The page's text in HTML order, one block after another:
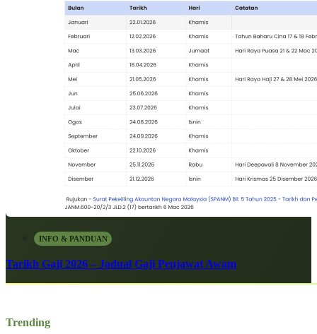
INFO & PANDUAN
Tarikh Gaji 2026 – Jadual Gaji Penjawat Awam
Trending